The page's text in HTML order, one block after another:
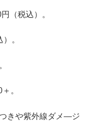
（税込）。
。
。
きや紫外線ダメ―ジ